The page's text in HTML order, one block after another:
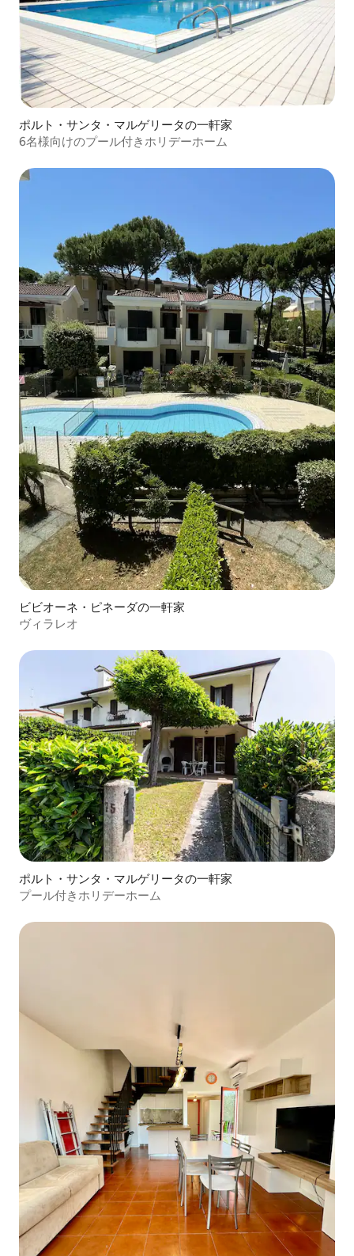
ポルト・サンタ・マルゲリータの一軒家
6名様向けのプール付きホリデーホーム
ビビオーネ・ピネーダの一軒家
ヴィラレオ
ポルト・サンタ・マルゲリータの一軒家
プール付きホリデーホーム